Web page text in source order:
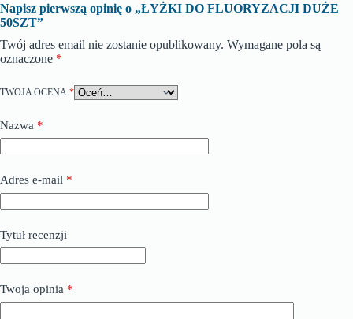
Napisz pierwszą opinię o „ŁYŻKI DO FLUORYZACJI DUŻE
50SZT”
Twój adres email nie zostanie opublikowany. Wymagane pola są
oznaczone *
TWOJA OCENA *
Nazwa *
Adres e-mail *
Tytuł recenzji
Twoja opinia *